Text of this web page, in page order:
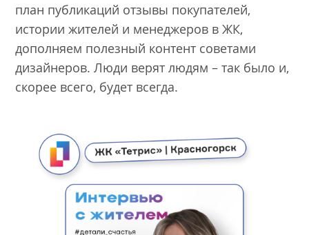
план публикаций отзывы покупателей,
истории жителей и менеджеров в ЖК,
дополняем полезный контент советами
дизайнеров. Люди верят людям – так было и,
скорее всего, будет всегда.